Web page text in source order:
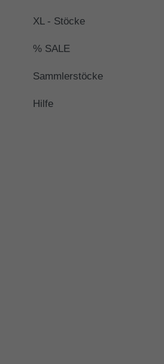
XL - Stöcke
% SALE
Sammlerstöcke
Hilfe